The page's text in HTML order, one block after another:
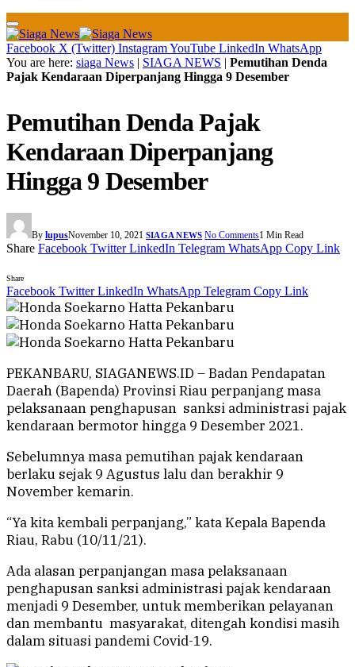
Facebook X (Twitter) InstagramYouTube LinkedIn WhatsApp
You are here: siaga News | SIAGA NEWS | Pemutihan Denda
Pajak Kendaraan Diperpanjang Hingga 9 Desember
Pemutihan Denda Pajak
Kendaraan Diperpanjang
Hingga 9 Desember
By lupusNovember 10, 2021 SIAGA NEWS No Comments1 Min Read
Share Facebook Twitter LinkedIn Telegram WhatsApp Copy Link
Share
Facebook Twitter LinkedIn WhatsApp Telegram Copy Link
PEKANBARU, SIAGANEWS.ID – Badan Pendapatan
Daerah (Bapenda) Provinsi Riau perpanjang masa
pelaksanaan penghapusan sanksi administrasi pajak
kendaraan bermotor hingga 9 Desember 2021.
Sebelumnya masa pemutihan pajak kendaraan
berlaku sejak 9 Agustus lalu dan berakhir 9
November kemarin.
“Ya kita kembali perpanjang,” kata Kepala Bapenda
Riau, Rabu (10/11/21).
Ada alasan perpanjangan masa pelaksanaan
penghapusan sanksi administrasi pajak kendaraan
menjadi 9 Desember, untuk memberikan pelayanan
dan membantu masyarakat, ditengah kondisi masih
dalam situasi pandemi Covid-19.